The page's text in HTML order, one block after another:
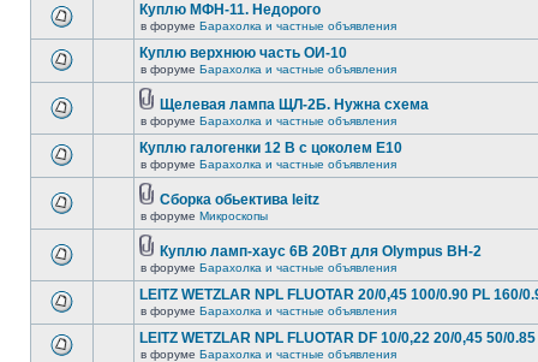
Куплю МФН-11. Недорого
в форуме Барахолка и частные объявления
Куплю верхнюю часть ОИ-10
в форуме Барахолка и частные объявления
Щелевая лампа ЩЛ-2Б. Нужна схема
в форуме Барахолка и частные объявления
Куплю галогенки 12 В с цоколем Е10
в форуме Барахолка и частные объявления
Сборка обьектива leitz
в форуме Микроскопы
Куплю ламп-хаус 6В 20Вт для Olympus BH-2
в форуме Барахолка и частные объявления
LEITZ WETZLAR NPL FLUOTAR 20/0,45 100/0.90 PL 160/
в форуме Барахолка и частные объявления
LEITZ WETZLAR NPL FLUOTAR DF 10/0,22 20/0,45 50/
в форуме Барахолка и частные объявления